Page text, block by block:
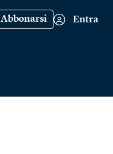
Abbonarsi Entra